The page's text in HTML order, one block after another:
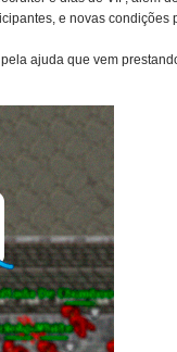
e novas condições
ajuda que vem